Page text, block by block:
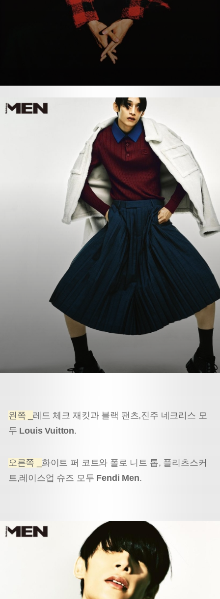
왼쪽 _ 레드 체크 재킷과 블랙 팬츠,진주 네크리스 모
두 Louis Vuitton.
오른쪽 _ 화이트 퍼 코트와 폴로 니트 톱, 플리츠스커
트,레이스업 슈즈 모두 Fendi Men.